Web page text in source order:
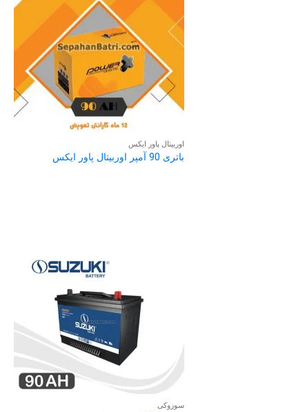
اوربیتال پاور ایکس
باتری 90 آمپر اوربیتال پاور ایکس
سوزوکی